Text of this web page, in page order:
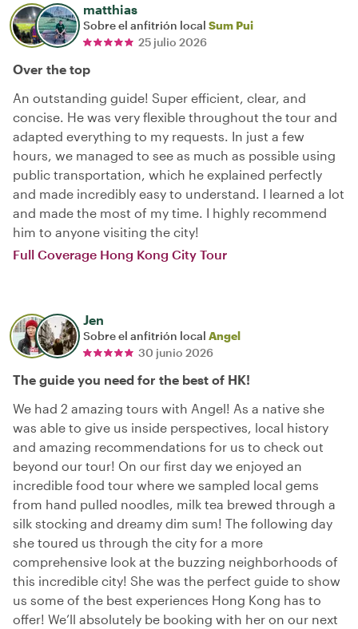
matthias
Sobre el anfitrión local Sum Pui
25 julio 2026
Over the top
An outstanding guide! Super efficient, clear, and
concise. He was very flexible throughout the tour and
adapted everything to my requests. In just a few
hours, we managed to see as much as possible using
public transportation, which he explained perfectly
and made incredibly easy to understand. I learned a lot
and made the most of my time. I highly recommend
him to anyone visiting the city!
Full Coverage Hong Kong City Tour
Jen
Sobre el anfitrión local Angel
30 junio 2026
The guide you need for the best of HK!
We had 2 amazing tours with Angel! As a native she
was able to give us inside perspectives, local history
and amazing recommendations for us to check out
beyond our tour! On our first day we enjoyed an
incredible food tour where we sampled local gems
from hand pulled noodles, milk tea brewed through a
silk stocking and dreamy dim sum! The following day
she toured us through the city for a more
comprehensive look at the buzzing neighborhoods of
this incredible city! She was the perfect guide to show
us some of the best experiences Hong Kong has to
offer! We’ll absolutely be booking with her on our next